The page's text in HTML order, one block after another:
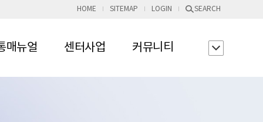
HOME SITEMAP LOGIN SEARCH
매뉴얼 센터사업 커뮤니티